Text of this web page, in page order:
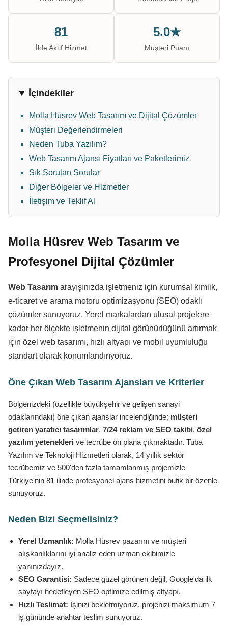
81
İlde Aktif Hizmet
5.0★
Müşteri Puanı
İçindekiler
Molla Hüsrev Web Tasarım ve Dijital Çözümler
Müşteri Değerlendirmeleri
Neden Tuba Yazılım?
Web Tasarım Ajansı Fiyatları ve Paketlerimiz
Sık Sorulan Sorular
Diğer Bölgeler ve Hizmetler
İletişim ve Teklif Al
Molla Hüsrev Web Tasarım ve
Profesyonel Dijital Çözümler
Web Tasarım arayışınızda işletmeniz için kurumsal kimlik,
e-ticaret ve arama motoru optimizasyonu (SEO) odaklı
çözümler sunuyoruz. Yerel markalardan ulusal projelere
kadar her ölçekte işletmenin dijital görünürlüğünü artırmak
için özel web tasarımı, hızlı altyapı ve mobil uyumluluğu
standart olarak konumlandırıyoruz.
Öne Çıkan Web Tasarım Ajansları ve Kriterler
Bölgenizdeki (özellikle büyükşehir ve gelişen sanayi
odaklarındaki) öne çıkan ajanslar incelendiğinde; müşteri
getiren yaratıcı tasarımlar, 7/24 reklam ve SEO takibi, özel
yazılım yetenekleri ve tecrübe ön plana çıkmaktadır. Tuba
Yazılım ve Teknoloji Hizmetleri olarak, 14 yıllık sektör
tecrübemiz ve 500'den fazla tamamlanmış projemizle
Türkiye'nin 81 ilinde profesyonel ajans hizmetini butik bir özenle
sunuyoruz.
Neden Bizi Seçmelisiniz?
Yerel Uzmanlık: Molla Hüsrev pazarını ve müşteri
alışkanlıklarını iyi analiz eden uzman ekibimizle
yanınızdayız.
SEO Garantisi: Sadece güzel görünen değil, Google'da ilk
sayfayı hedefleyen SEO optimize edilmiş altyapı.
Hızlı Teslimat: İşinizi bekletmiyoruz, projenizi maksimum 7
iş gününde anahtar teslim sunuyoruz.